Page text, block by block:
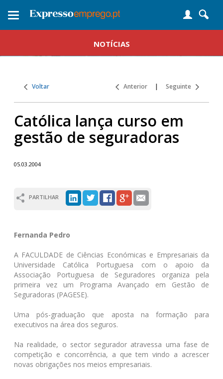
Toggle
NOTÍCIAS
Voltar Anterior | Seguinte
Católica lança curso em
gestão de seguradoras
05.03.2004
PARTILHAR
Fernanda Pedro
A FACULDADE de Ciências Económicas e Empresariais da
Universidade Católica Portuguesa com o apoio da
Associação Portuguesa de Seguradores organiza pela
primeira vez um Programa Avançado em Gestão de
Seguradoras (PAGESE).
Uma pós-graduação que aposta na formação para
executivos na área dos seguros.
Na realidade, o sector segurador atravessa uma fase de
competição e concorrência, a que tem vindo a acrescer
novas obrigações nos meios empresariais.